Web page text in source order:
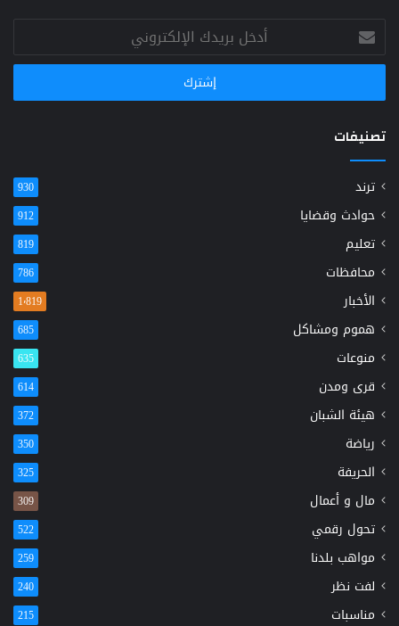
أدخل
بريدك
الإلكتروني
تصنيفات
ترند 930
حوادث وقضايا 912
تعليم 819
محافظات 786
الأخبار 1٬819
هموم ومشاكل 685
منوعات 635
قرى ومدن 614
هيئة الشبان 372
رياضة 350
الحريفة 325
مال و أعمال 309
تحول رقمي 522
مواهب بلدنا 259
لفت نظر 240
مناسبات 215